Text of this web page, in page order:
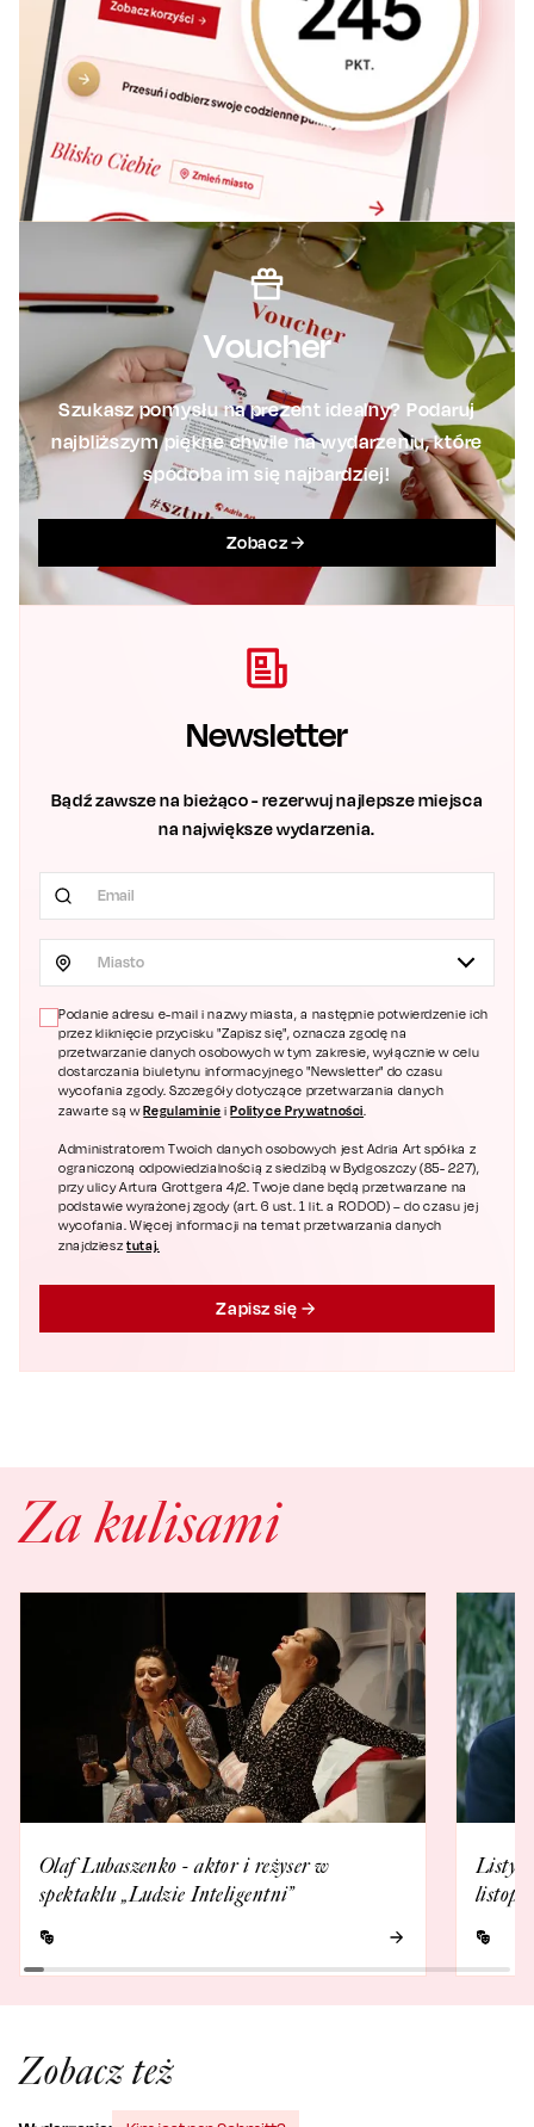
Voucher
Szukasz pomysłu na prezent idealny? Podaruj
najbliższym piękne chwile na wydarzeniu, które
spodoba im się najbardziej!
Zobacz
Newsletter
Bądź zawsze na bieżąco - rezerwuj najlepsze miejsca
na największe wydarzenia.
Miasto
Podanie adresu e-mail i nazwy miasta, a następnie potwierdzenie ich
przez kliknięcie przycisku "Zapisz się", oznacza zgodę na
przetwarzanie danych osobowych w tym zakresie, wyłącznie w celu
dostarczania biuletynu informacyjnego "Newsletter" do czasu
wycofania zgody. Szczegóły dotyczące przetwarzania danych
zawarte są wRegulaminie iPolityce Prywatności.
Administratorem Twoich danych osobowych jest Adria Art spółka z
ograniczoną odpowiedzialnością z siedzibą w Bydgoszczy (85- 227),
przy ulicy Artura Grottgera 4/2. Twoje dane będą przetwarzane na
podstawie wyrażonej zgody (art. 6 ust. 1 lit. a RODOD) – do czasu jej
wycofania. Więcej informacji na temat przetwarzania danych
znajdziesztutaj.
Zapisz się
Za kulisami
Olaf Lubaszenko - aktor i reżyser w
spektaklu „Ludzie Inteligentni”
Listy
Zobacz też